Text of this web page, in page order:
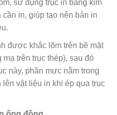
sử dụng trục in bằng kim
in, giúp tạo nên bản in
được khắc lõm trên bề mặt
trên trục thép), sau đó
này, phần mực nằm trong
vật liệu in khi ép qua trục